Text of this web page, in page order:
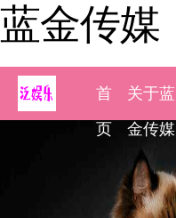
蓝金传媒
首
页
关于蓝
金传媒